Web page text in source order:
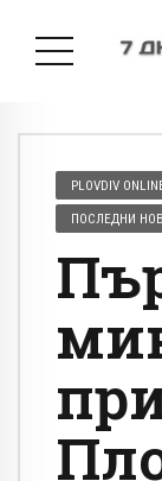
PLOVDIV
ПОСЛЕДНИ